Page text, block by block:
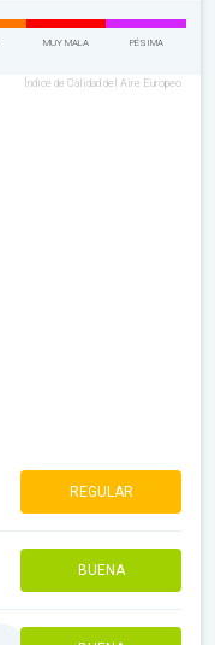
MUY MALA PÉSIMA
Índice de Calidad del Aire Europeo
REGULAR
BUENA